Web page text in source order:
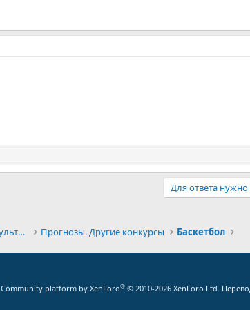
Для ответа нужно
Конкурсы прогнозов и обсуждение результатов Прогнозы. Другие конкурсы Баскетбол
Community platform by XenForo® © 2010-2026 XenForo Ltd.